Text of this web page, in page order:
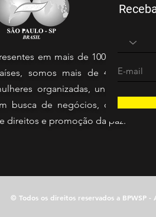
em mais de 100 (cem)
somos mais de 40 mil
organizadas, unidas e
busca de negócios, defesa
direitos e promoção da paz.
© Todos os direitos reservados a BPWSP -